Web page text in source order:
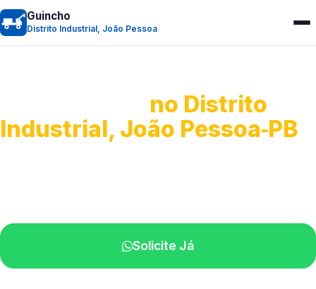
Guincho
Distrito Industrial, João Pessoa
no Distrito
Industrial, João Pessoa‑PB
Solicite Já